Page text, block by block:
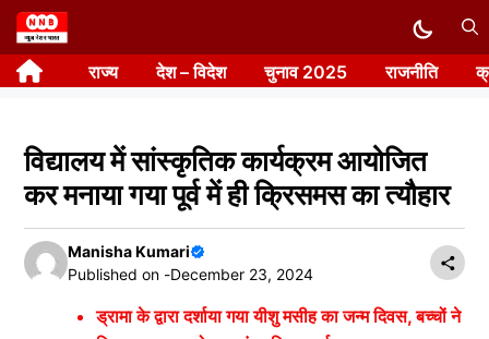
Skip
to
content राज्य देश – विदेश चुनाव 2025 राजनीति
विद्यालय में सांस्कृतिक कार्यक्रम आयोजित
कर मनाया गया पूर्व में ही क्रिसमस का त्यौहार
Manisha Kumari
Published on -December 23, 2024
ड्रामा के द्वारा दर्शाया गया यीशु मसीह का जन्म दिवस, बच्चों ने